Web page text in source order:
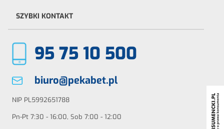
SZYBKI KONTAKT
95 75 10 500
biuro@pekabet.pl
NIP PL5992651788
Pn-Pt 7:30 - 16:00, Sob 7:00 - 12:00